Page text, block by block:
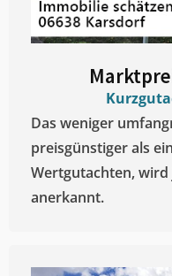
Das weniger
preisgünstiger als
Wertgutachten,
anerkannt.